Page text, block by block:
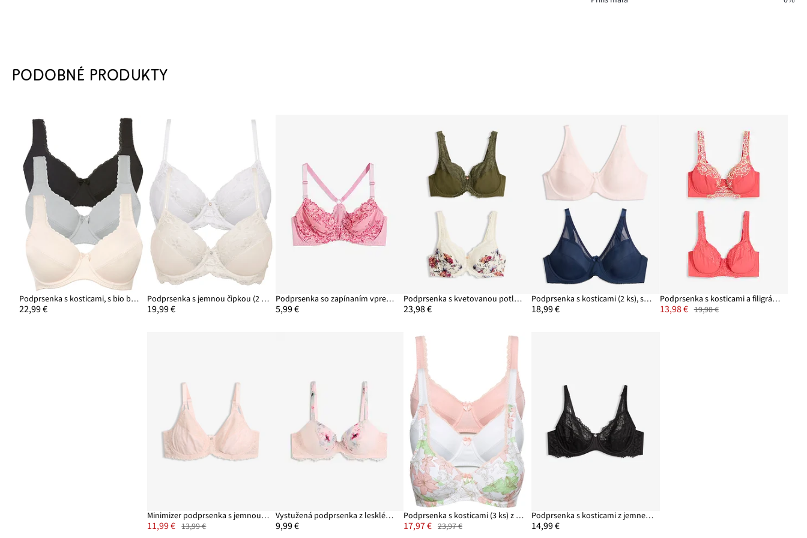
PODOBNÉ PRODUKTY
Podprsenka s kosticami, s bio bavlnou (3 ks)
22,99 €
Podprsenka s jemnou čipkou (2 ks v balení)
19,99 €
Podprsenka so zapínaním vpredu, z jemnej čipky
5,99 €
Podprsenka s kvetovanou potlačou (2 ks v balení)
23,98 €
Podprsenka s kosticami (2 ks), so sieťovinou
18,99 €
Podprsenka s kosticami a filigránskou čipkou (2 ks v balení)
13,98 € 19,98 €
Minimizer podprsenka s jemnou čipkou
11,99 € 13,99 €
Vystužená podprsenka z lesklého materiálu
9,99 €
Podprsenka s kosticami (3 ks) z bavlny
17,97 € 23,97 €
Podprsenka s kosticami z jemnej čipky
14,99 €